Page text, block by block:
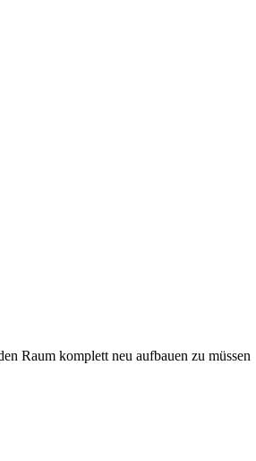
Raum komplett neu aufbauen zu müssen